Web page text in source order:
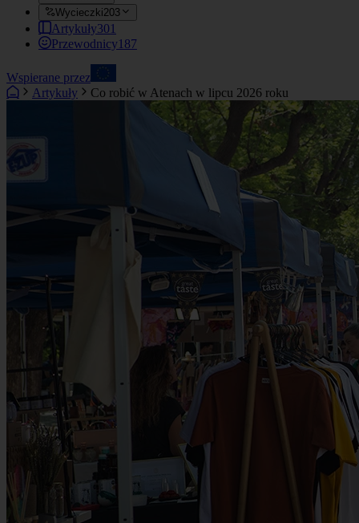
Wycieczki203
Artykuły301
Przewodnicy187
Wspierane przez
Artykuły
Co robić w Atenach w lipcu 2026 roku